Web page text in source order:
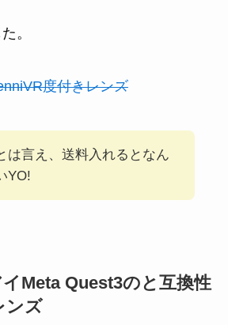
。
度付きレンズ
は言え、送料入れるとなん
YO!
Meta Quest3のと互換性
ンズ